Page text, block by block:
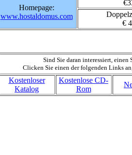
Homepage:
www.hostaldomus.com
€
Sind Sie daran interessiert,
Clicken Sie einen der folgenden Links
Kostenloser
Katalog
Kostenlose CD-
Rom